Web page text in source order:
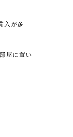
入が多
屋に置い